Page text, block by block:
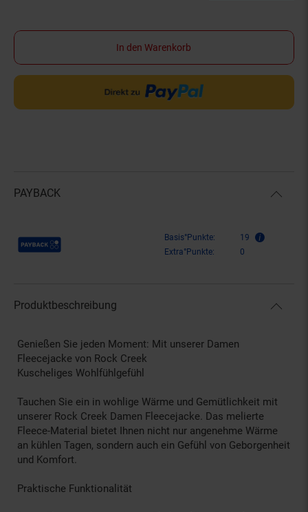
In den Warenkorb
PAYBACK
Payback Punkte Basis°Punkte:
19
Extra°Punkte:
0
Produktbeschreibung
Genießen Sie jeden Moment: Mit unserer Damen
Fleecejacke von Rock Creek
Kuscheliges Wohlfühlgefühl
Tauchen Sie ein in wohlige Wärme und Gemütlichkeit mit
unserer Rock Creek Damen Fleecejacke. Das melierte
Fleece-Material bietet Ihnen nicht nur angenehme Wärme
an kühlen Tagen, sondern auch ein Gefühl von Geborgenheit
und Komfort.
Praktische Funktionalität